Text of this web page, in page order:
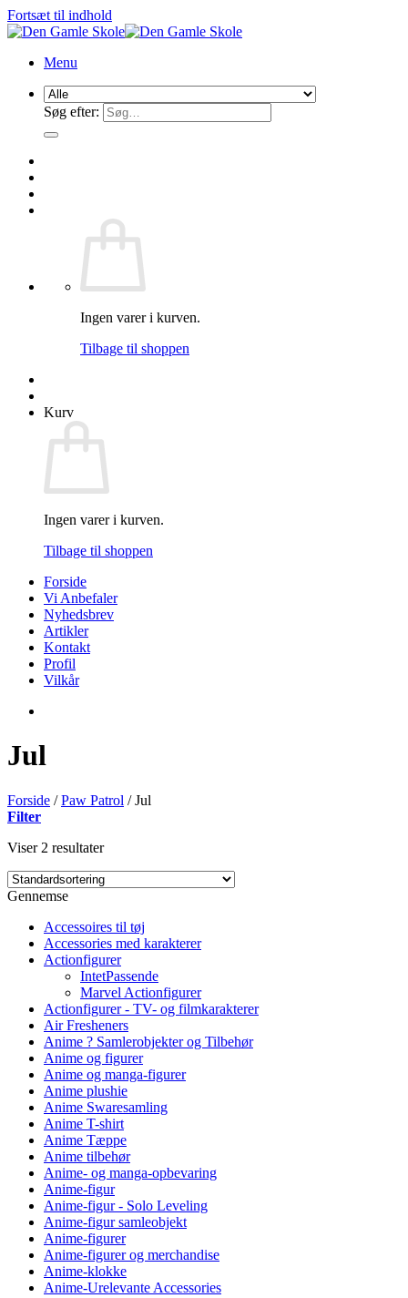
Fortsæt til indhold
Menu
Søg efter:
Ingen varer i kurven.
Tilbage til shoppen
Kurv
Ingen varer i kurven.
Tilbage til shoppen
Forside
Vi Anbefaler
Nyhedsbrev
Artikler
Kontakt
Profil
Vilkår
Jul
Forside / Paw Patrol /Jul
Filter
Viser 2 resultater
Gennemse
Accessoires til tøj
Accessories med karakterer
Actionfigurer
IntetPassende
Marvel Actionfigurer
Actionfigurer - TV- og filmkarakterer
Air Fresheners
Anime ? Samlerobjekter og Tilbehør
Anime og figurer
Anime og manga-figurer
Anime plushie
Anime Swaresamling
Anime T-shirt
Anime Tæppe
Anime tilbehør
Anime- og manga-opbevaring
Anime-figur
Anime-figur - Solo Leveling
Anime-figur samleobjekt
Anime-figurer
Anime-figurer og merchandise
Anime-klokke
Anime-Urelevante Accessories